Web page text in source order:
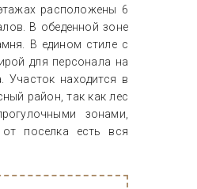
расположены 6
В обеденной зоне
В едином стиле с
для персонала на
Участок находится в
район, так как лес
зонами,
поселка есть вся